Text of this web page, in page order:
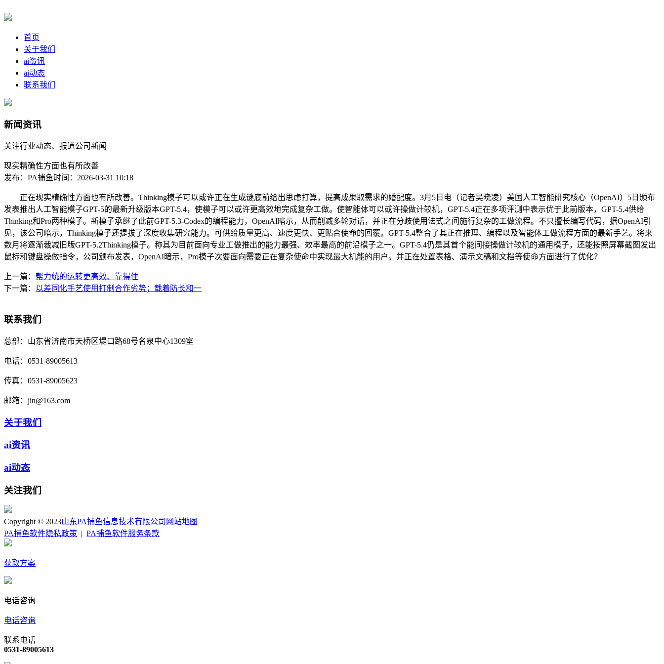
首页
关于我们
ai资讯
ai动态
联系我们
新闻资讯
关注行业动态、报道公司新闻
现实精确性方面也有所改善
发布：PA捕鱼时间：2026-03-31 10:18
正在现实精确性方面也有所改善。Thinking模子可以或许正在生成谜底前给出思虑打算，提高成果取需求的婚配度。3月5日电（记者吴晓凌）美国人工智能研究核心（OpenAI）5日颁布
发表推出人工智能模子GPT-5的最新升级版本GPT-5.4，使模子可以或许更高效地完成复杂工做。使智能体可以或许操做计较机，GPT-5.4正在多项评测中表示优于此前版本，GPT-5.4供给
Thinking和Pro两种模子。新模子承继了此前GPT-5.3-Codex的编程能力，OpenAI暗示，从而削减多轮对话，并正在分歧使用法式之间施行复杂的工做流程。不只擅长编写代码，据OpenAI引
见，该公司暗示，Thinking模子还提拔了深度收集研究能力。可供给质量更高、速度更快、更贴合使命的回覆。GPT-5.4整合了其正在推理、编程以及智能体工做流程方面的最新手艺。将来
数月将逐渐裁减旧版GPT-5.2Thinking模子。称其为目前面向专业工做推出的能力最强、效率最高的前沿模子之一。GPT-5.4仍是其首个能间接操做计较机的通用模子，还能按照屏幕截图发出
鼠标和键盘操做指令，公司颁布发表，OpenAI暗示，Pro模子次要面向需要正在复杂使命中实现最大机能的用户。并正在处置表格、演示文稿和文档等使命方面进行了优化？
上一篇： 帮力统的运转更高效、靠得住
下一篇： 以差同化手艺使用打制合作劣势；载着防长和一
联系我们
总部： 山东省济南市天桥区堤口路68号名泉中心1309室
电话： 0531-89005613
传真： 0531-89005623
邮箱： jin@163.com
关于我们
ai资讯
ai动态
关注我们
Copyright © 2023山东PA捕鱼信息技术有限公司 网站地图
PA捕鱼软件隐私政策
PA捕鱼软件服务条款
获取方案
电话咨询
电话咨询
联系电话
0531-89005613